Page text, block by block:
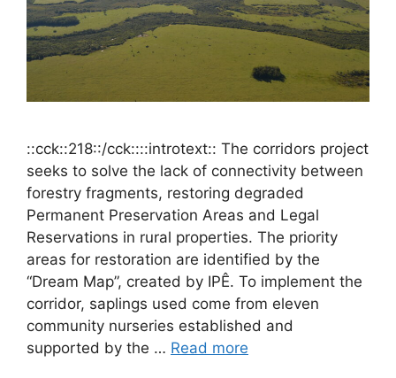
::cck::218::/cck::::introtext:: The corridors project
seeks to solve the lack of connectivity between
forestry fragments, restoring degraded
Permanent Preservation Areas and Legal
Reservations in rural properties. The priority
areas for restoration are identified by the
“Dream Map”, created by IPÊ. To implement the
corridor, saplings used come from eleven
community nurseries established and
supported by the … Read more